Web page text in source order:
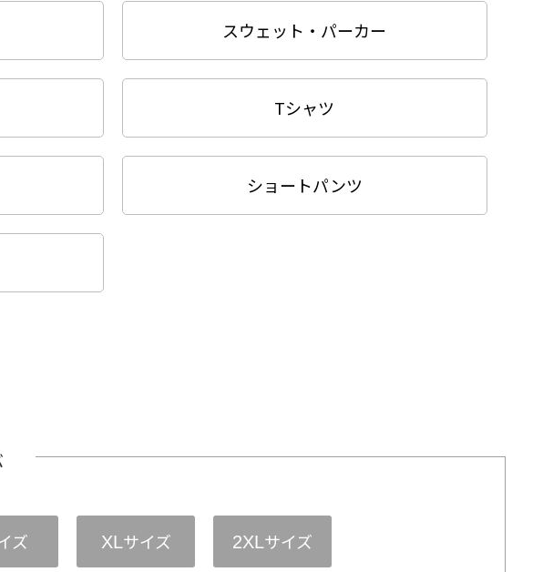
スウェット・パーカー
Tシャツ
ショートパンツ
ズ XLサイズ 2XLサイズ